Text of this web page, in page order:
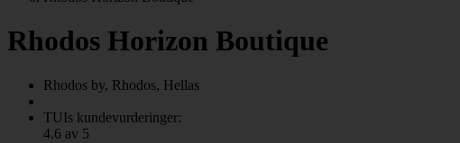
Rhodos Horizon Boutique
Rhodos by, Rhodos, Hellas
TUIs kundevurderinger:
4.6 av 5